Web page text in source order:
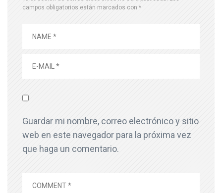
campos obligatorios están marcados con *
Guardar mi nombre, correo electrónico y sitio
web en este navegador para la próxima vez
que haga un comentario.